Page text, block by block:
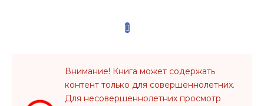
Внимание! Книга может содержать
контент только для совершеннолетних.
Для несовершеннолетних просмотр